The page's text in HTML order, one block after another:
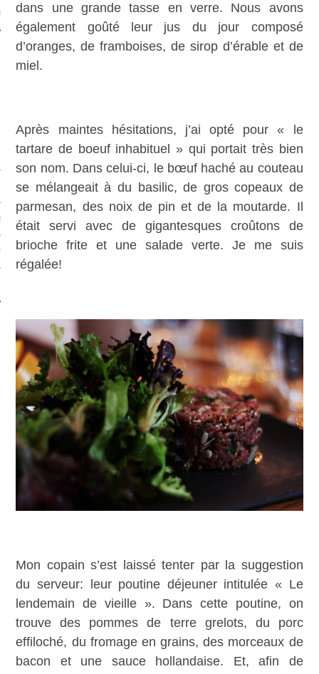
dans une grande tasse en verre. Nous avons
également goûté leur jus du jour composé
d’oranges, de framboises, de sirop d’érable et de
miel.
Après maintes hésitations, j’ai opté pour « le
tartare de boeuf inhabituel » qui portait très bien
son nom. Dans celui-ci, le bœuf haché au couteau
se mélangeait à du basilic, de gros copeaux de
parmesan, des noix de pin et de la moutarde. Il
était servi avec de gigantesques croûtons de
brioche frite et une salade verte. Je me suis
régalée!
Mon copain s’est laissé tenter par la suggestion
du serveur: leur poutine déjeuner intitulée « Le
lendemain de vieille ». Dans cette poutine, on
trouve des pommes de terre grelots, du porc
effiloché, du fromage en grains, des morceaux de
bacon et une sauce hollandaise. Et, afin de